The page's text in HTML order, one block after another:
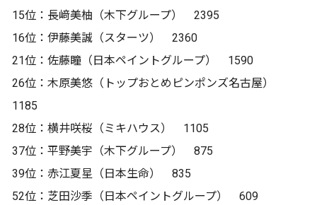
15位：長﨑美柚（木下グループ） 2395
16位：伊藤美誠（スターツ） 2360
21位：佐藤瞳（日本ペイントグループ） 1590
26位：木原美悠（トップおとめピンポンズ名古屋）
1185
28位：横井咲桜（ミキハウス） 1105
37位：平野美宇（木下グループ） 875
39位：赤江夏星（日本生命） 835
52位：芝田沙季（日本ペイントグループ） 609